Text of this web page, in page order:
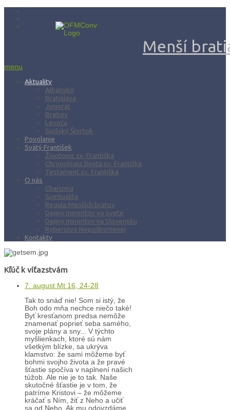
Menší
menu
Aktuality
Albánsko
Bratislava
Juniorát
Brehov
Levoča
Spišský Štvrtok
Povolanie
Svätý František
Životopis sv. Františka
Chronológia života sv. Františka
Testament sv. Františka
O nás
Charizma
Spiritualita
Regula Menších bratov
Dejiny minoritov vo svete
Dejiny minoritov na Slovensku
Rytierstvo Nepoškvrnenej
Kontakty
Kľúč k víťazstvám
7. august Mt 16, 24-28
Tak to snáď nie! Som si istý, že
Boh odo mňa nechce niečo také!
Byť kresťanom predsa nemôže
znamenať poprieť seba samého,
svoje plány a sny... V týchto
myšlienkach, ktoré sú nám
všetkým blízke, sa ukrýva
klamstvo: že sami môžeme byť
bohmi svojho života a že pravé
šťastie spočíva v naplnení našich
túžob. Ale nie je to tak. Naše
skutočné šťastie je v tom, že
patríme Kristovi – že môžeme
kráčať s Ním, žiť z Neho a učiť
sa od Neho. Ak mu odovzdáme